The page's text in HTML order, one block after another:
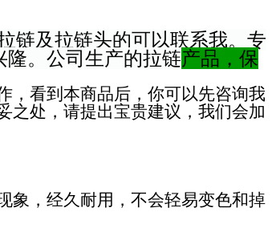
链及拉链头的可以联系我。专
。公司生产的拉链产品，保
，看到本商品后，你可以先咨询我
之处，请提出宝贵建议，我们会加
象，经久耐用，不会轻易变色和掉